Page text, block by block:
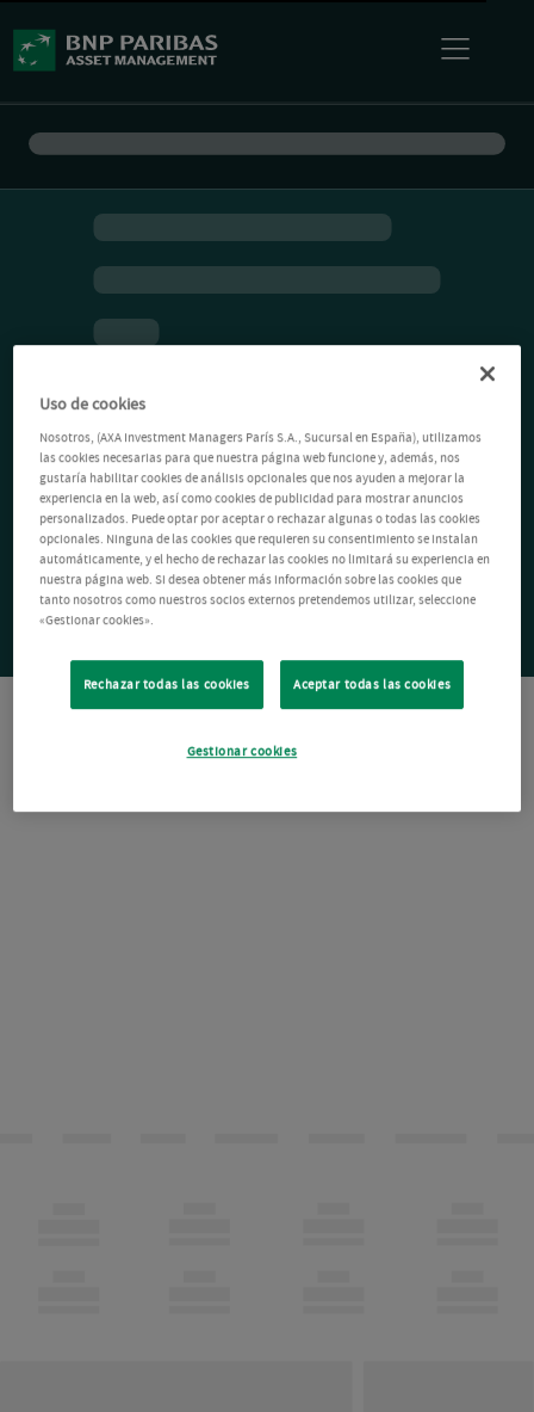
Uso de cookies
Nosotros, (AXA Investment Managers París S.A., Sucursal en España), utilizamos
las cookies necesarias para que nuestra página web funcione y, además, nos
gustaría habilitar cookies de análisis opcionales que nos ayuden a mejorar la
experiencia en la web, así como cookies de publicidad para mostrar anuncios
personalizados. Puede optar por aceptar o rechazar algunas o todas las cookies
opcionales. Ninguna de las cookies que requieren su consentimiento se instalan
automáticamente, y el hecho de rechazar las cookies no limitará su experiencia en
nuestra página web. Si desea obtener más información sobre las cookies que
tanto nosotros como nuestros socios externos pretendemos utilizar, seleccione
«Gestionar cookies».
Rechazar todas las cookies Aceptar todas las cookies
Gestionar cookies